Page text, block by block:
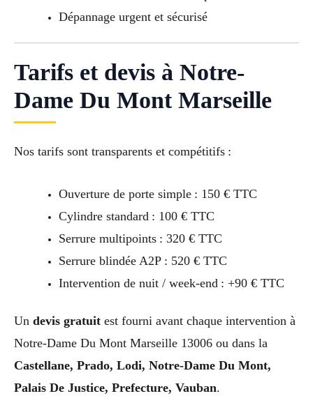
Dépannage urgent et sécurisé
Tarifs et devis à Notre-
Dame Du Mont Marseille
Nos tarifs sont transparents et compétitifs :
Ouverture de porte simple : 150 € TTC
Cylindre standard : 100 € TTC
Serrure multipoints : 320 € TTC
Serrure blindée A2P : 520 € TTC
Intervention de nuit / week-end : +90 € TTC
Un devis gratuit est fourni avant chaque intervention à
Notre-Dame Du Mont Marseille 13006 ou dans la
Castellane, Prado, Lodi, Notre-Dame Du Mont,
Palais De Justice, Prefecture, Vauban.